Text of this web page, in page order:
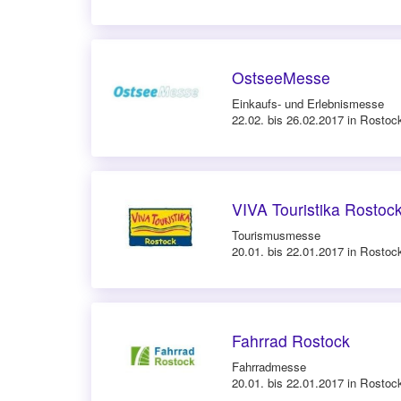
OstseeMesse
Einkaufs- und Erlebnismesse
22.02. bis 26.02.2017 in
VIVA Touristika
Tourismusmesse
20.01. bis 22.01.2017 in
Fahrrad Rostock
Fahrradmesse
20.01. bis 22.01.2017 in